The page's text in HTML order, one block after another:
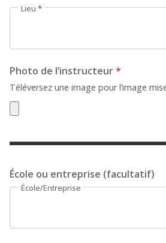
Lieu *
Photo de l’instructeur*
Téléversez une image pour l’image
École ou entreprise (facultatif)
École/Entreprise